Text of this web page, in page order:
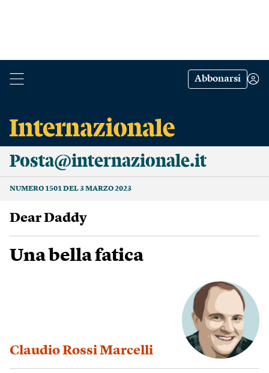
Abbonarsi
Posta@internazionale.it
NUMERO 1501 DEL 3 MARZO 2023
Dear Daddy
Una bella fatica
Claudio Rossi Marcelli